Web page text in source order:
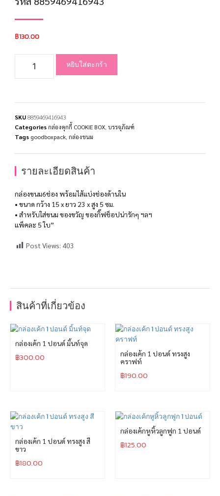
฿130.00
หยิบใส่ตะกร้า
SKU8859469416943
Categoriesกล่องคุกกี้ COOKIE BOX บรรจุภัณฑ์
Tags goodboxpack กล่องขนม
รายละเอียดสินค้า
กล่องขนม6ช่อง พร้อมไส้แบ่งช่องด้านใน
• ขนาด กว้าง 15 x ยาว 23 x สูง 5 ซม.
• สำหรับใส่ขนม ของขวัญ ของกิ๊ฟช็อปน่ารักๆ ฯลฯ
แพ็คละ 5 ใบ”
Post Views: 403
สินค้าที่เกี่ยวข้อง
กล่องเค้ก 1 ปอนด์ มิ้นท์จุด
฿300.00
กล่องเค้ก 1 ปอนด์ ทรงสูง
คราฟท์
฿190.00
กล่องเค้ก 1 ปอนด์ ทรงสูง สี
ขาว
฿180.00
กล่องเค้กหูหิ้วลูกฟูก 1 ปอนด์
฿125.00